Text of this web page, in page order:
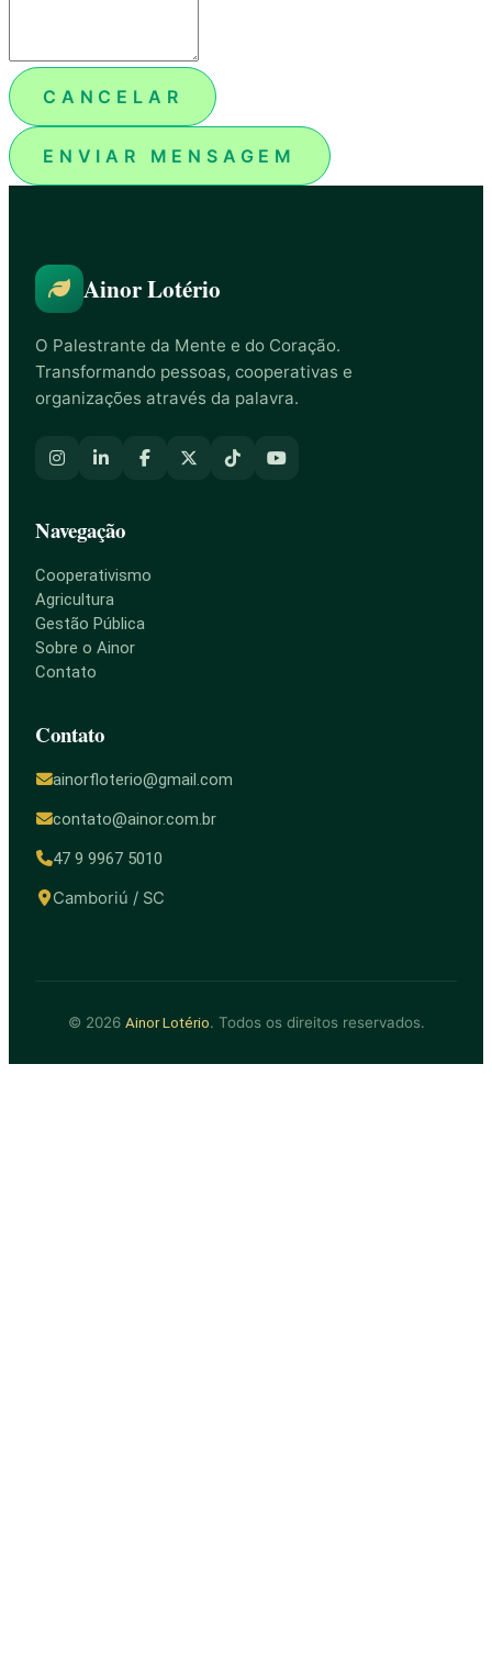
CANCELAR
ENVIAR MENSAGEM
Ainor Lotério
O Palestrante da Mente e do Coração.
Transformando pessoas, cooperativas e
organizações através da palavra.
Navegação
Cooperativismo
Agricultura
Gestão Pública
Sobre o Ainor
Contato
Contato
ainorfloterio@gmail.com
contato@ainor.com.br
47 9 9967 5010
Camboriú / SC
© 2026 Ainor Lotério. Todos os direitos reservados.